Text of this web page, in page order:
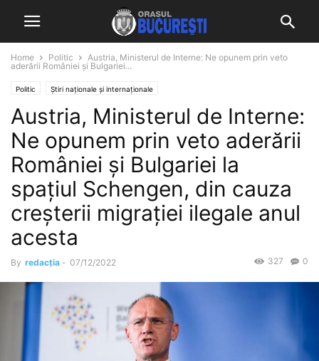
Home Politic
Austria, Ministerul de Interne: Ne opunem prin veto
aderării României şi Bulgariei...
Politic Știri naționale și internaționale
Austria, Ministerul de Interne:
Ne opunem prin veto aderării
României şi Bulgariei la
spaţiul Schengen, din cauza
creşterii migraţiei ilegale anul
acesta
By redacția - 07/12/2022 0
327